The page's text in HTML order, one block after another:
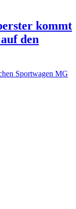
kommt
den
Sportwagen MG